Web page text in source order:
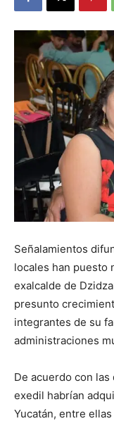
Señalamientos
locales han puesto
exalcalde de
presunto
integrantes de su
administraciones
De acuerdo con
exedil habrían
Yucatán, entre